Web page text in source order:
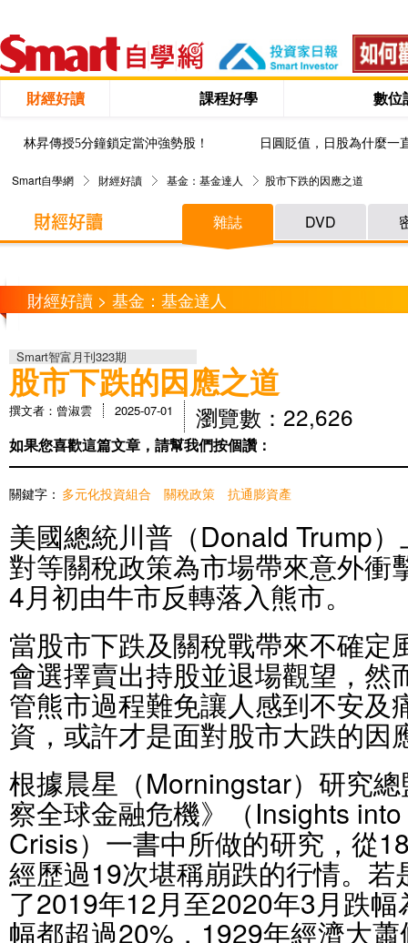
財經好讀 課程好學 數位
林昇傳授5分鐘鎖定當沖強勢股！ 日圓貶值，日股為什麼一
Smart自學網 財經好讀 基金：基金達人 股市下跌的因應之道
雜誌 DVD
財經好讀 > 基金：基金達人
Smart智富月刊323期
股市下跌的因應之道
撰文者：曾淑雲 2025-07-01 瀏覽數：22,626
如果您喜歡這篇文章，請幫我們按個讚：
關鍵字： 多元化投資組合 關稅政策 抗通膨資產
美國總統川普（Donald Trump
對等關稅政策為市場帶來意外衝
4月初由牛市反轉落入熊市。
當股市下跌及關稅戰帶來不確定
會選擇賣出持股並退場觀望，然
管熊市過程難免讓人感到不安及
資，或許才是面對股市大跌的因
根據晨星（Morningstar）研究
察全球金融危機》（Insights
Crisis）一書中所做的研究，從
經歷過19次堪稱崩跌的行情。
了2019年12月至2020年3月跌
幅都超過20%，1929年經濟大